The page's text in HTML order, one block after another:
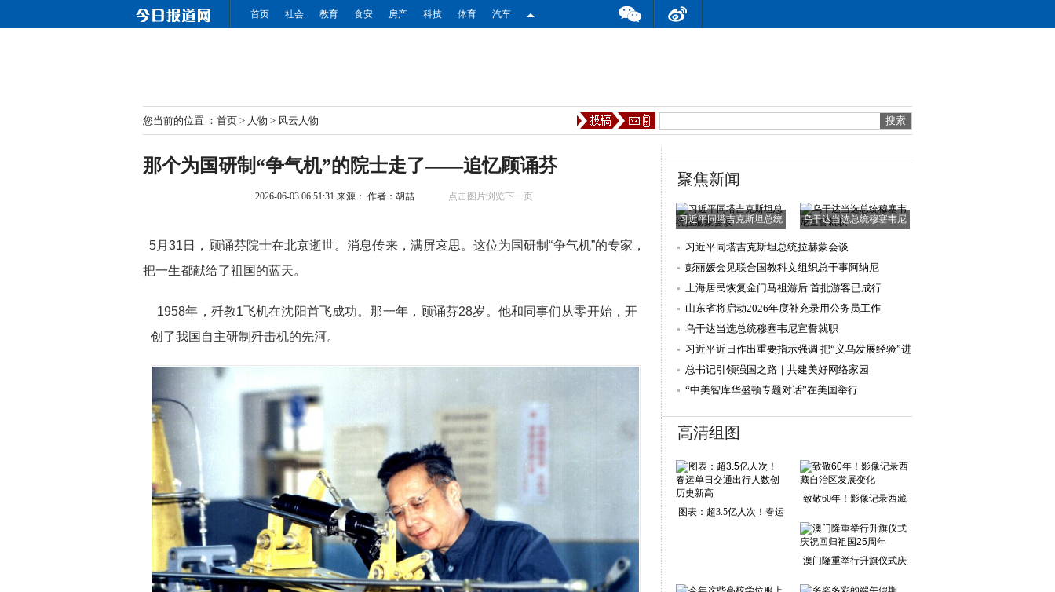
首页 社会 教育 食安 房产 科技 体育 汽车
您当前的位置 ： 首页 > 人物 > 风云人物
那个为国研制“争气机”的院士走了——追忆顾诵芬
2026-06-03 06:51:31 来源： 作者：胡喆 点击图片浏览下一页
5月31日，顾诵芬院士在北京逝世。消息传来，满屏哀思。这位为国研制“争气机”的专家，
把一生都献给了祖国的蓝天。
1958年，歼教1飞机在沈阳首飞成功。那一年，顾诵芬28岁。他和同事们从零开始，开
创了我国自主研制歼击机的先河。
聚焦新闻
习近平同塔吉克斯坦总统
乌干达当选总统穆塞韦尼
习近平同塔吉克斯坦总统拉赫蒙会谈
彭丽媛会见联合国教科文组织总干事阿纳尼
上海居民恢复金门马祖游后 首批游客已成行
山东省将启动2026年度补充录用公务员工作
乌干达当选总统穆塞韦尼宣誓就职
习近平近日作出重要指示强调 把“义乌发展经验”进
一步总结好
总书记引领强国之路｜共建美好网络家园
“中美智库华盛顿专题对话”在美国举行
高清组图
图表：超3.5亿人次！春运
致敬60年！影像记录西藏
自治区发展变化
澳门隆重举行升旗仪式庆
祝回归祖国25周